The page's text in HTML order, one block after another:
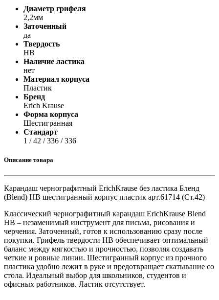
Диаметр грифеля
2,2мм
Заточенный
да
Твердость
НВ
Наличие ластика
нет
Материал корпуса
Пластик
Бренд
Erich Krause
Форма корпуса
Шестигранная
Стандарт
1 / 42 / 336 / 336
Описание товара
Карандаш чернографитный ErichKrause без ластика Бленд
(Blend) HB шестигранный корпус пластик арт.61714 (Ст.42)
Классический чернографитный карандаш ErichKrause Blend
HB – незаменимый инструмент для письма, рисования и
черчения. Заточенный, готов к использованию сразу после
покупки. Грифель твердости HB обеспечивает оптимальный
баланс между мягкостью и прочностью, позволяя создавать
четкие и ровные линии. Шестигранный корпус из прочного
пластика удобно лежит в руке и предотвращает скатывание со
стола. Идеальный выбор для школьников, студентов и
офисных работников. Ластик отсутствует.